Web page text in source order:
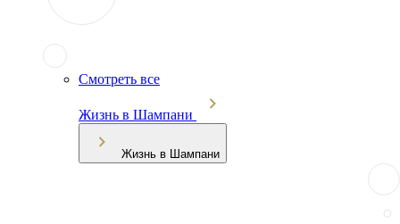
Смотреть все
Жизнь в Шампани
Жизнь в Шампани